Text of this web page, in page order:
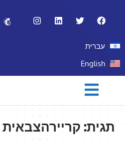
עברית
English
תגית:קריירהצבאית